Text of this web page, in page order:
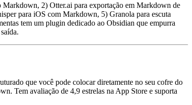
Markdown, 2) Otter.ai para exportação em Markdown de
para iOS com Markdown, 5) Granola para escuta
tem um plugin dedicado ao Obsidian que empurra
que você pode colocar diretamente no seu cofre do
Tem avaliação de 4,9 estrelas na App Store e suporta